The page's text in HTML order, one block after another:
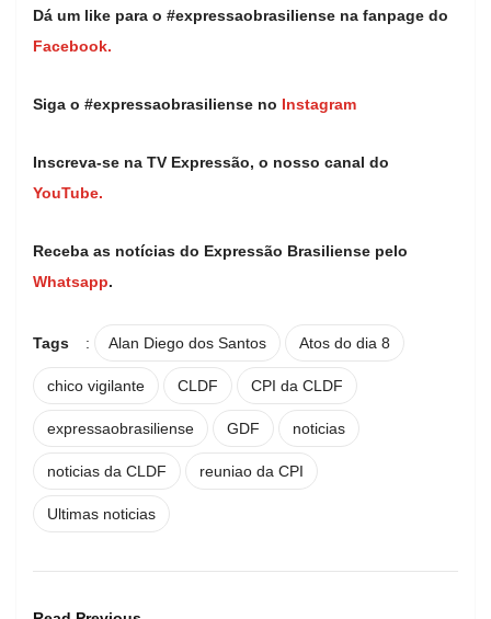
Dá um like para o #expressaobrasiliense na fanpage do
Facebook.
Siga o #expressaobrasiliense no Instagram
Inscreva-se na TV Expressão, o nosso canal do
YouTube.
Receba as notícias do Expressão Brasiliense pelo
Whatsapp.
Tags : Alan Diego dos Santos Atos do dia 8
chico vigilante CLDF CPI da CLDF
expressaobrasiliense GDF noticias
noticias da CLDF reuniao da CPI
Ultimas noticias